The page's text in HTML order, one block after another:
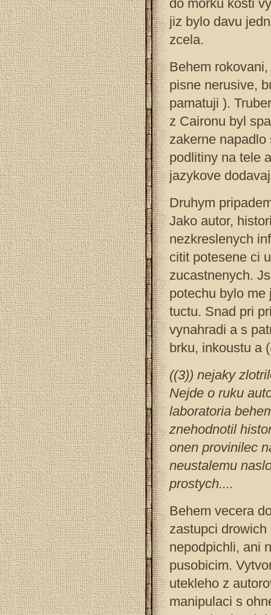
do morku kosti
jiz bylo davu
zcela.
Behem
pisne nerusive,
pamatuji ).
z Caironu byl
zakerne
podlitiny na tele
jazykove
Druhym
Jako autor,
nezkreslenych
citit potesene ci
zucastnenych.
potechu bylo me
tuctu. Snad pri
vynahradi a s
brku, inkoustu a
((3)) nejaky
Nejde o ruku
laboratoria
znehodnotil
onen provinilec
neustalemu
prostych....
Behem vecera
zastupci
nepodpichli, ani
pusobicim.
utekleho z
manipulaci s